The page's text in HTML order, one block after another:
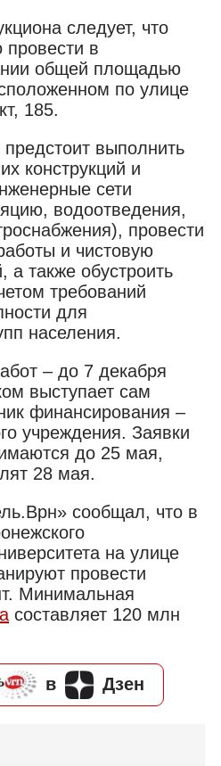
следует, что
в
общей площадью
по улице
185.
выполнить
конструкций и
сети
водоотведения,
провести
и чистовую
а также обустроить
требований
для
населения.
– до 7 декабря
выступает сам
финансирования –
учреждения. Заявки
до 25 мая,
28 мая.
сообщал, что в
на улице
провести
Минимальная
составляет 120 млн
в Дзен